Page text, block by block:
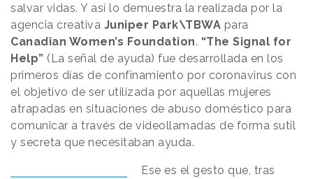
salvar vidas. Y así lo demuestra la realizada por la
agencia creativa Juniper Park\TBWA para
Canadian Women’s Foundation. “The Signal for
Help” (La señal de ayuda) fue desarrollada en los
primeros días de confinamiento por coronavirus con
el objetivo de ser utilizada por aquellas mujeres
atrapadas en situaciones de abuso doméstico para
comunicar a través de videollamadas de forma sutil
y secreta que necesitaban ayuda.
Ese es el gesto que, tras